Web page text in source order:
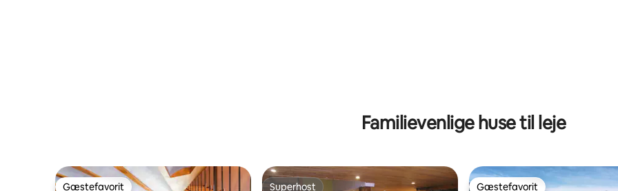
Familievenlige huse til leje
Gæstefavorit Superhost Gæstefavorit